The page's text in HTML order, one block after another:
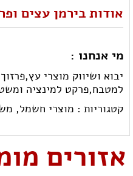
אודות בירמן עצים
מי אנחנו :
יבוא ושיווק מוצרי
למטבח,פרקט למינציה
קטגוריות : מוצרי חשמל,
אזורים